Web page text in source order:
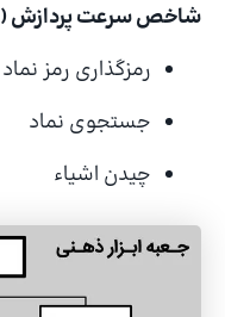
شاخص سرعت پردازش (PSI) شامل:
رمزگذاری رمز نماد
جستجوی نماد
چیدن اشیاء